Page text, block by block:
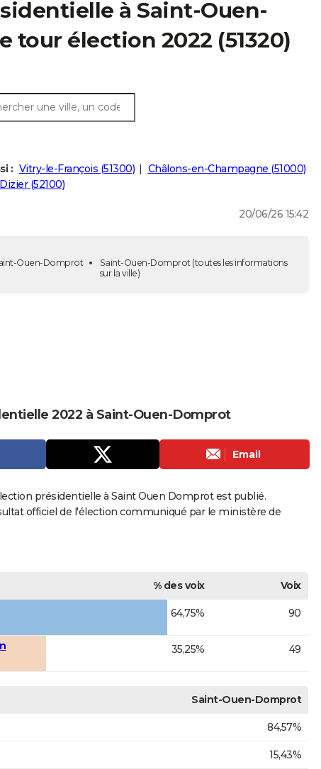
à Saint-Ouen-
tour élection 2022 (51320)
: Vitry-le-François (51300)
Châlons-en-Champagne (51000)
(52100)
20/06/26 15:42
Ouen-Domprot
Saint-Ouen-Domprot(toutes les informations
sur la ville)
2022 à Saint-Ouen-Domprot
Email
présidentielle à Saint Ouen Domprot est publié.
officiel de l'élection communiqué par le ministère de
% des voix
Voix
64,75% 90
35,25% 49
Saint-Ouen-Domprot
84,57%
15,43%